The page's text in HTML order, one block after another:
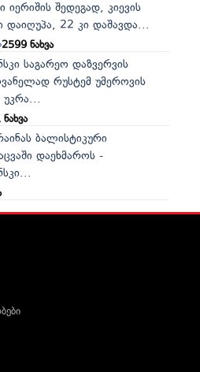
იერიშის შედეგად, კიევის
დაიღუპა, 22 კი დაშავდა...
2599ნახვა
საგარეო დაზვერვის
რუსტემ უმეროვის
უკრა...
ნახვა
ბალისტიკური
დაეხმაროს -